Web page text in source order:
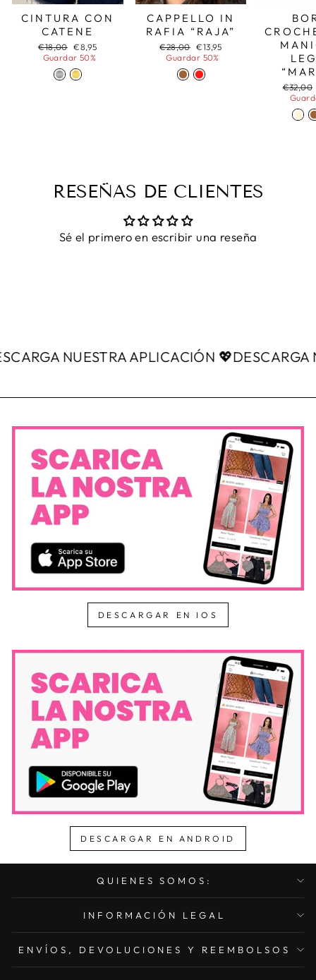
CINTURA CON
CATENE
Precio
habitual
€18,00 Precio
de
oferta
€8,95
Guardar 50%
CAPPELLO IN
RAFIA “RAJA”
Precio
habitual
€28,00 Precio
de
oferta
€13,95
Guardar 50%
Precio
habitual
€32,00
RESEÑAS DE CLIENTES
Sé el primero en escribir una reseña
NUESTRA APLICACIÓN 💖DESCARGA
DESCARGAR EN IOS
DESCARGAR EN ANDROID
QUIENES SOMOS:
INFORMACIÓN LEGAL
ENVÍOS, DEVOLUCIONES Y REEMBOLSOS